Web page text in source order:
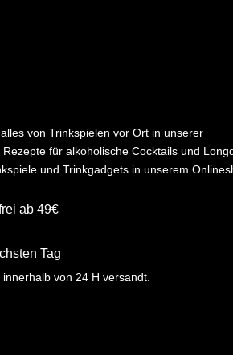
von Trinkspielen vor Ort in unserer
Rezepte für alkoholischeCocktails und
und Trinkgadgets in unserem
ab 49€
Tag
von 24 H versandt.